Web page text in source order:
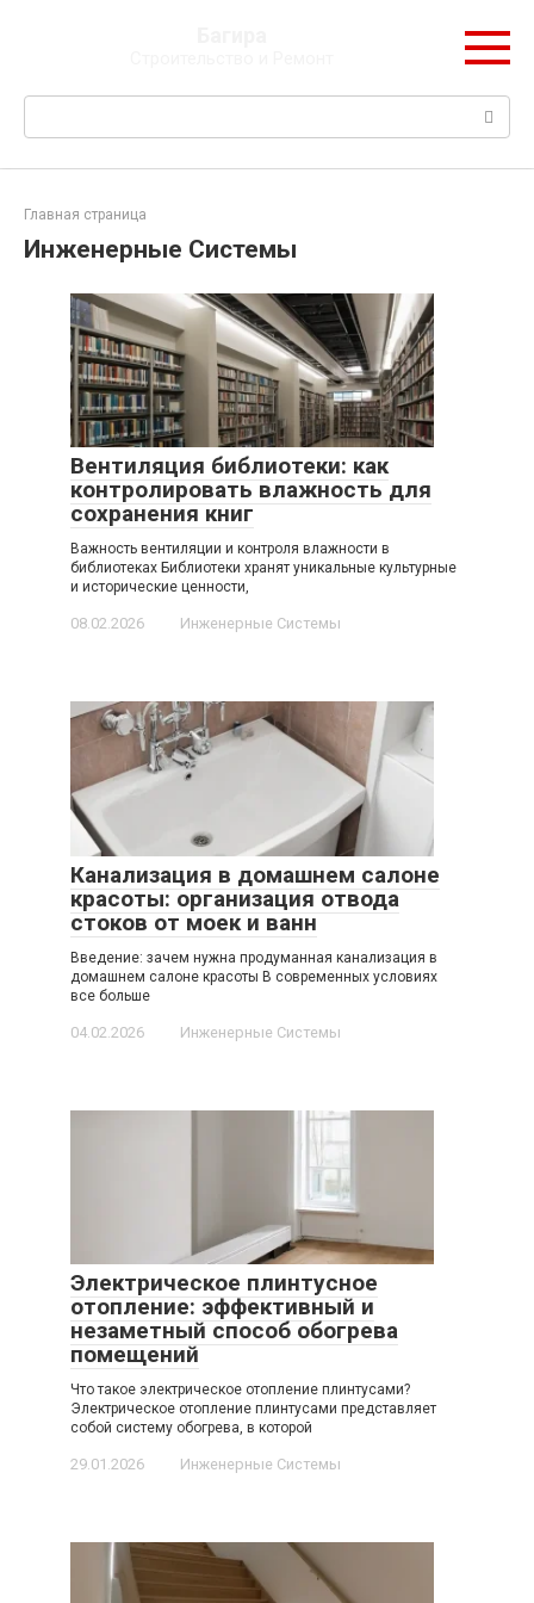
Поиск:
Главная страница
Инженерные Системы
Вентиляция библиотеки: как
контролировать влажность для
сохранения книг
Важность вентиляции и контроля влажности в
библиотеках Библиотеки хранят уникальные культурные
и исторические ценности,
08.02.2026 Инженерные Системы
Канализация в домашнем салоне
красоты: организация отвода
стоков от моек и ванн
Введение: зачем нужна продуманная канализация в
домашнем салоне красоты В современных условиях
все больше
04.02.2026 Инженерные Системы
Электрическое плинтусное
отопление: эффективный и
незаметный способ обогрева
помещений
Что такое электрическое отопление плинтусами?
Электрическое отопление плинтусами представляет
собой систему обогрева, в которой
29.01.2026 Инженерные Системы